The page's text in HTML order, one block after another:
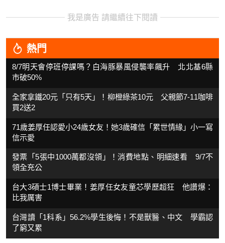
我是廣告 請繼續往下閱讀
熱門
8/7明天會停班停課嗎？白海豚暴風侵襲率飆升 北北基6縣
市破50%
全家拿鐵20元「只有5天」！柳橙綠茶10元 父親節7-11咖啡
買2送2
71歲姜厚任認愛小24歲女友！她3歲確信「累世情緣」小一寫
信示愛
發票「5張中1000萬都沒領」！消費地點、明細速看 9/7不
領全充公
台大3碩士1博士畢業！姜厚任女友童芯學歷超狂 他讚爆：
比我厲害
台灣讀「1科系」56.2%學生後悔！不是獸醫、中文 學霸認
了窮又累